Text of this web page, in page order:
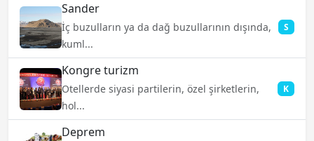
Sander
İç buzulların ya da dağ buzullarının dışında,
kuml...
S
Kongre turizm
Otellerde siyasi partilerin, özel şirketlerin,
hol...
K
Deprem